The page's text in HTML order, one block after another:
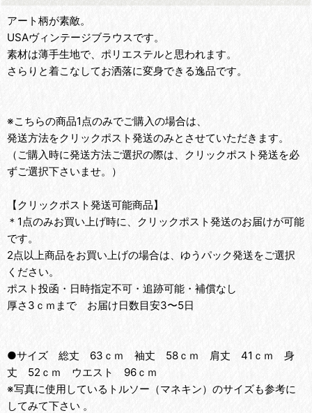
アート柄が素敵。
USAヴィンテージブラウスです。
素材は薄手生地で、ポリエステルと思われます。
さらりと着こなしてお洒落に変身できる逸品です。
※こちらの商品1点のみでご購入の場合は、
発送方法をクリックポスト発送のみとさせていただきます。
（ご購入時に発送方法ご選択の際は、クリックポスト発送を必
ずご選択下さいませ。）
【クリックポスト発送可能商品】
＊1点のみお買い上げ時に、クリックポスト発送のお届けが可能
です。
2点以上商品をお買い上げの場合は、ゆうパック発送をご選択
ください。
ポスト投函・日時指定不可・追跡可能・補償なし
厚さ3ｃｍまで お届け日数目安3〜5日
●サイズ 総丈 63ｃｍ 袖丈 58ｃｍ 肩丈 41ｃｍ 身
丈 52ｃｍ ウエスト 96ｃｍ
※写真に使用しているトルソー（マネキン）のサイズも参考に
してみて下さい 。